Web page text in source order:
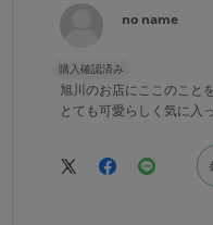
no name
購入確認済み
旭川のお店にここのこと
とても可愛らしく気に入